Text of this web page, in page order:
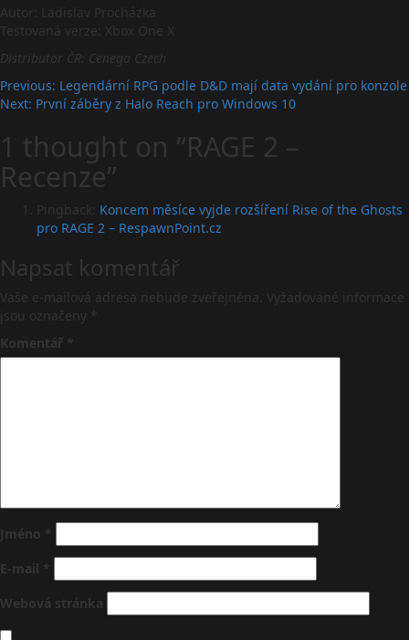
Autor: Ladislav Procházka
Testovaná verze: Xbox One X
Distributor ČR: Cenega Czech
Post
navigation
Previous: Legendární RPG podle D&D mají data vydání pro konzole
Next: První záběry z Halo Reach pro Windows 10
1 thought on “RAGE 2 –
Recenze”
Pingback: Koncem měsíce vyjde rozšíření Rise of the Ghosts
pro RAGE 2 – RespawnPoint.cz
Napsat komentář
Vaše e-mailová adresa nebude zveřejněna. Vyžadované informace
jsou označeny *
Komentář *
Jméno *
E-mail *
Webová stránka